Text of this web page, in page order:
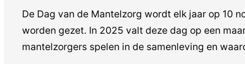
De Dag van de Mantelzorg wordt elk jaar op 10
worden gezet. In 2025 valt deze dag op een
mantelzorgers spelen in de samenleving en